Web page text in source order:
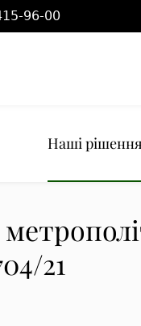
96-00
Наші рішення
21